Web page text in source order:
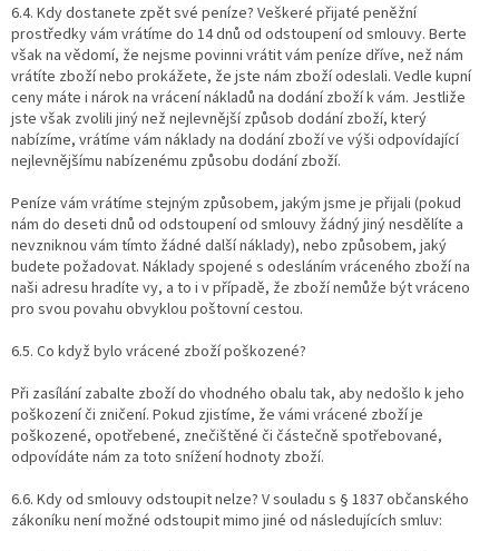
6.4. Kdy dostanete zpět své peníze? Veškeré přijaté peněžní
prostředky vám vrátíme do 14 dnů od odstoupení od smlouvy. Berte
však na vědomí, že nejsme povinni vrátit vám peníze dříve, než nám
vrátíte zboží nebo prokážete, že jste nám zboží odeslali. Vedle kupní
ceny máte i nárok na vrácení nákladů na dodání zboží k vám. Jestliže
jste však zvolili jiný než nejlevnější způsob dodání zboží, který
nabízíme, vrátíme vám náklady na dodání zboží ve výši odpovídající
nejlevnějšímu nabízenému způsobu dodání zboží.
Peníze vám vrátíme stejným způsobem, jakým jsme je přijali (pokud
nám do deseti dnů od odstoupení od smlouvy žádný jiný nesdělíte a
nevzniknou vám tímto žádné další náklady), nebo způsobem, jaký
budete požadovat. Náklady spojené s odesláním vráceného zboží na
naši adresu hradíte vy, a to i v případě, že zboží nemůže být vráceno
pro svou povahu obvyklou poštovní cestou.
6.5. Co když bylo vrácené zboží poškozené?
Při zasílání zabalte zboží do vhodného obalu tak, aby nedošlo k jeho
poškození či zničení. Pokud zjistíme, že vámi vrácené zboží je
poškozené, opotřebené, znečištěné či částečně spotřebované,
odpovídáte nám za toto snížení hodnoty zboží.
6.6. Kdy od smlouvy odstoupit nelze? V souladu s § 1837 občanského
zákoníku není možné odstoupit mimo jiné od následujících smluv: